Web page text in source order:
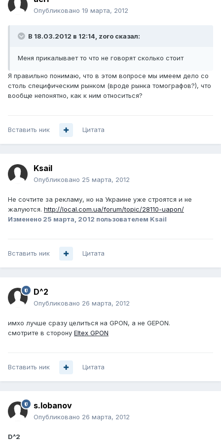
Опубликовано 19 марта, 2012
В 18.03.2012 в 12:14, zoro сказал:
Меня прикалывает то что не говорят сколько стоит
Я правильно понимаю, что в этом вопросе мы имеем дело со
столь специфическим рынком (вроде рынка томографов?), что
вообще непонятно, как к ним относиться?
Вставить ник Цитата
Ksail
Опубликовано 25 марта, 2012
Не сочтите за рекламу, но на Украине уже строятся и не
жалуются. http://local.com.ua/forum/topic/28110-uapon/
Изменено 25 марта, 2012 пользователем Ksail
Вставить ник Цитата
D^2
Опубликовано 26 марта, 2012
имхо лучше сразу целиться на GPON, а не GEPON.
смотрите в сторону Eltex GPON
Вставить ник Цитата
s.lobanov
Опубликовано 26 марта, 2012
D^2